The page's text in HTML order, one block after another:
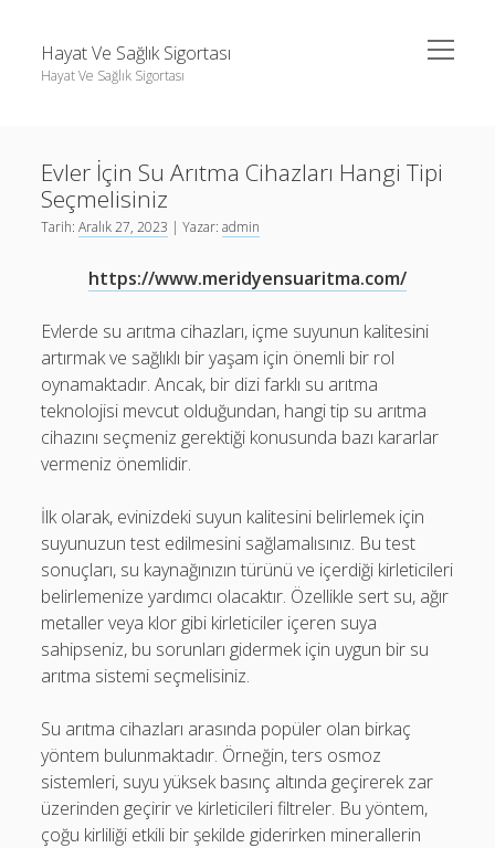
Hayat Ve Sağlık Sigortası
Hayat Ve Sağlık Sigortası
menüyü
aç
Evler İçin Su Arıtma Cihazları Hangi Tipi
Seçmelisiniz
Tarih:Aralık 27, 2023 | Yazar:admin
https://www.meridyensuaritma.com/
Evlerde su arıtma cihazları, içme suyunun kalitesini
artırmak ve sağlıklı bir yaşam için önemli bir rol
oynamaktadır. Ancak, bir dizi farklı su arıtma
teknolojisi mevcut olduğundan, hangi tip su arıtma
cihazını seçmeniz gerektiği konusunda bazı kararlar
vermeniz önemlidir.
İlk olarak, evinizdeki suyun kalitesini belirlemek için
suyunuzun test edilmesini sağlamalısınız. Bu test
sonuçları, su kaynağınızın türünü ve içerdiği kirleticileri
belirlemenize yardımcı olacaktır. Özellikle sert su, ağır
metaller veya klor gibi kirleticiler içeren suya
sahipseniz, bu sorunları gidermek için uygun bir su
arıtma sistemi seçmelisiniz.
Su arıtma cihazları arasında popüler olan birkaç
yöntem bulunmaktadır. Örneğin, ters osmoz
sistemleri, suyu yüksek basınç altında geçirerek zar
üzerinden geçirir ve kirleticileri filtreler. Bu yöntem,
çoğu kirliliği etkili bir şekilde giderirken minerallerin